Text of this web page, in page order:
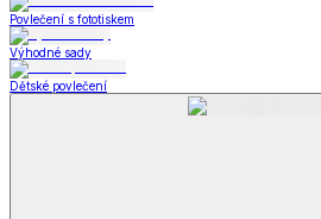
Beránkové soupravy
Beránkové deky
Televizní deky a pytle
Deky z mikroplyše